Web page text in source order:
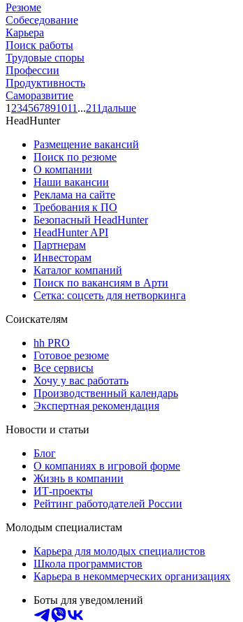
Резюме
Собеседование
Карьера
Поиск работы
Трудовые споры
Профессии
Продуктивность
Саморазвитие
1 234567891011 ...211 дальше
HeadHunter
Размещение вакансий
Поиск по резюме
О компании
Наши вакансии
Реклама на сайте
Требования к ПО
Безопасный HeadHunter
HeadHunter API
Партнерам
Инвесторам
Каталог компаний
Поиск по вакансиям в Арти
Сетка: соцсеть для нетворкинга
Соискателям
hh PRO
Готовое резюме
Все сервисы
Хочу у вас работать
Производственный календарь
Экспертная рекомендация
Новости и статьи
Блог
О компаниях в игровой форме
Жизнь в компании
ИТ-проекты
Рейтинг работодателей России
Молодым специалистам
Карьера для молодых специалистов
Школа программистов
Карьера в некоммерческих организациях
Боты для уведомлений